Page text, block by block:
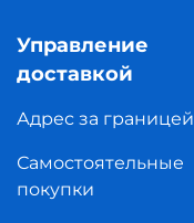
Управление
доставкой
Адрес за границей
Самостоятельные
покупки